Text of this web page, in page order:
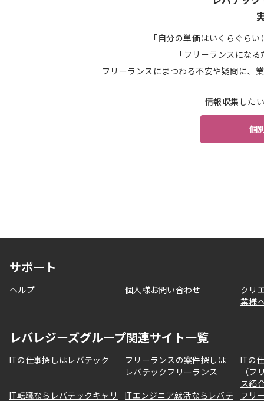
「自分の単価はいくらぐら
「フリーランスにな
フリーランスにまつわる不安や疑問に、
情報収集した
個
サポート
ヘルプ 個人様お問い合わせ
クリ
業様
レバレジーズグループ関連サイト一覧
ITの仕事探しはレバテック
フリーランスの案件探しは
レバテックフリーランス
ITの
（フ
ス紹
IT転職ならレバテックキャリ
ITエンジニア就活ならレバテ
フリ